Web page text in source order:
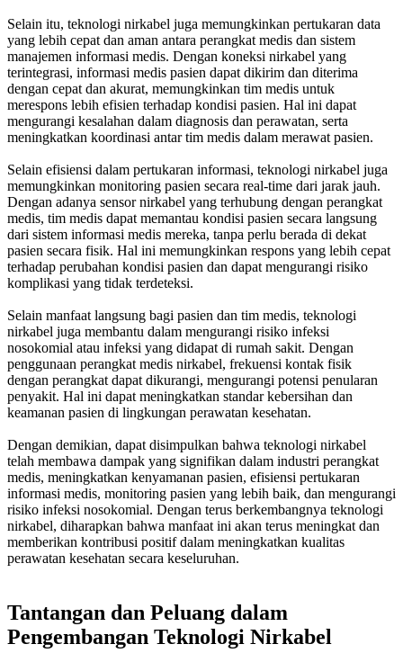
Selain itu, teknologi nirkabel juga memungkinkan pertukaran data
yang lebih cepat dan aman antara perangkat medis dan sistem
manajemen informasi medis. Dengan koneksi nirkabel yang
terintegrasi, informasi medis pasien dapat dikirim dan diterima
dengan cepat dan akurat, memungkinkan tim medis untuk
merespons lebih efisien terhadap kondisi pasien. Hal ini dapat
mengurangi kesalahan dalam diagnosis dan perawatan, serta
meningkatkan koordinasi antar tim medis dalam merawat pasien.
Selain efisiensi dalam pertukaran informasi, teknologi nirkabel juga
memungkinkan monitoring pasien secara real-time dari jarak jauh.
Dengan adanya sensor nirkabel yang terhubung dengan perangkat
medis, tim medis dapat memantau kondisi pasien secara langsung
dari sistem informasi medis mereka, tanpa perlu berada di dekat
pasien secara fisik. Hal ini memungkinkan respons yang lebih cepat
terhadap perubahan kondisi pasien dan dapat mengurangi risiko
komplikasi yang tidak terdeteksi.
Selain manfaat langsung bagi pasien dan tim medis, teknologi
nirkabel juga membantu dalam mengurangi risiko infeksi
nosokomial atau infeksi yang didapat di rumah sakit. Dengan
penggunaan perangkat medis nirkabel, frekuensi kontak fisik
dengan perangkat dapat dikurangi, mengurangi potensi penularan
penyakit. Hal ini dapat meningkatkan standar kebersihan dan
keamanan pasien di lingkungan perawatan kesehatan.
Dengan demikian, dapat disimpulkan bahwa teknologi nirkabel
telah membawa dampak yang signifikan dalam industri perangkat
medis, meningkatkan kenyamanan pasien, efisiensi pertukaran
informasi medis, monitoring pasien yang lebih baik, dan mengurangi
risiko infeksi nosokomial. Dengan terus berkembangnya teknologi
nirkabel, diharapkan bahwa manfaat ini akan terus meningkat dan
memberikan kontribusi positif dalam meningkatkan kualitas
perawatan kesehatan secara keseluruhan.
Tantangan dan Peluang dalam
Pengembangan Teknologi Nirkabel